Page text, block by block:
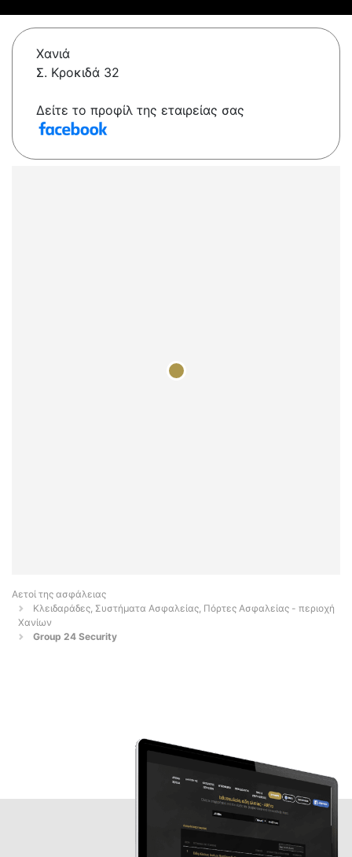
Χανιά
Σ. Κροκιδά 32
Δείτε το προφίλ της εταιρείας σας
Αετοί της ασφάλειας
Κλειδαράδες, Συστήματα Ασφαλείας, Πόρτες Ασφαλείας - περιοχή
Χανίων
Group 24 Security